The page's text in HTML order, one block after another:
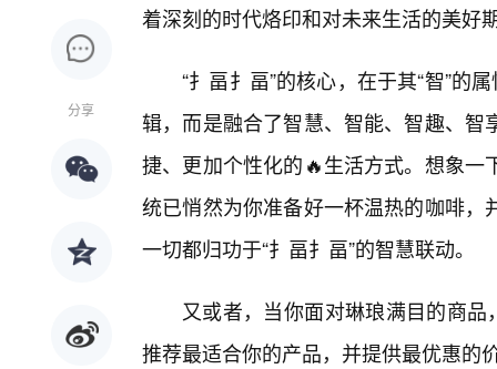
分享
着深刻的时代烙印和对未来生活的美好
“扌畐扌畐”的核心，在于其“智”的
辑，而是融合了智慧、智能、智趣、
捷、更加个性化的🔥生活方式。想象
统已悄然为你准备好一杯温热的咖啡
一切都归功于“扌畐扌畐”的智慧联动。
又或者，当你面对琳琅满目的商品
推荐最适合你的产品，并提供最优惠的